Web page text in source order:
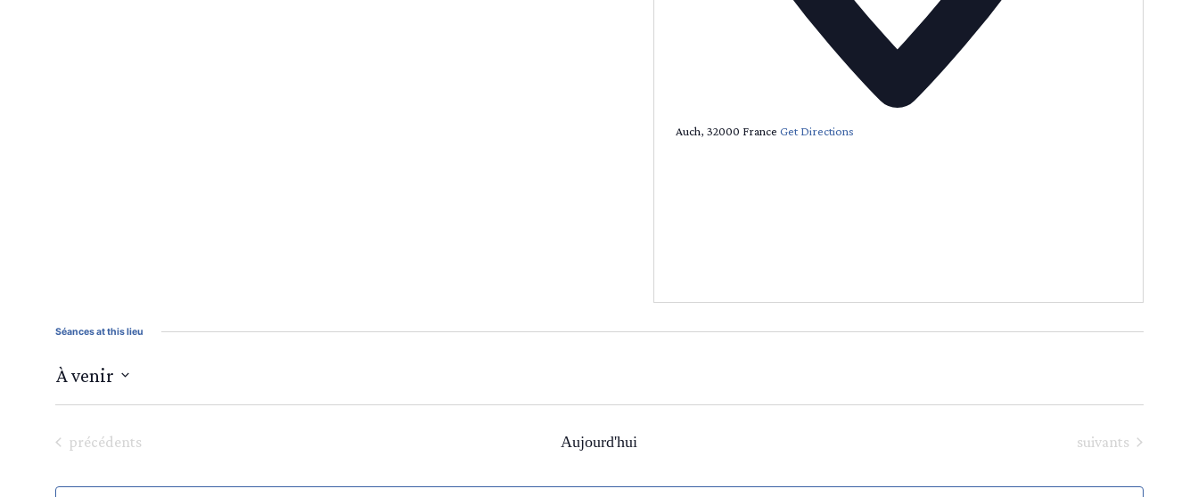
Auch, 32000 France Get Directions
Séances at this lieu
À venir
une
Séances
précédents Aujourd'hui Séances
suivants